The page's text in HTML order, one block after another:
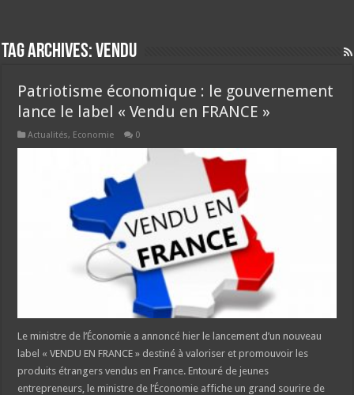
Tag Archives:vendu
Patriotisme économique : le gouvernement
lance le label « Vendu en FRANCE »
Actualités, Economie 0
Le ministre de l’Économie a annoncé hier le lancement d’un nouveau
label « VENDU EN FRANCE » destiné à valoriser et promouvoir les
produits étrangers vendus en France. Entouré de jeunes
entrepreneurs, le ministre de l’Économie affiche un grand sourire de